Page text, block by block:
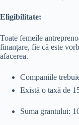
Eligibilitate:
Toate femeile
finanțare, fie că este
afacerea.
Companiile
Există o taxă de
Suma grantului: